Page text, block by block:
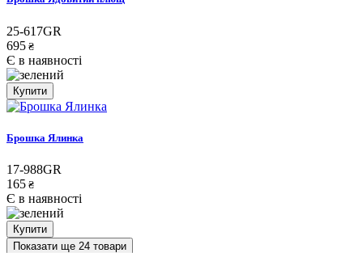
25-617GR
695 ₴
Є в наявності
Купити
Брошка Ялинка
17-988GR
165 ₴
Є в наявності
Купити
Показати ще 24 товари